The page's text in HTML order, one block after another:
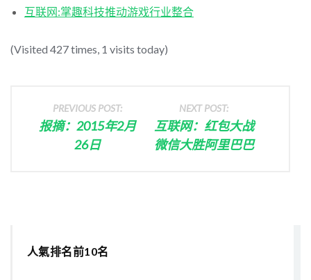
互联网:掌趣科技推动游戏行业整合
(Visited 427 times, 1 visits today)
PREVIOUS POST:
报摘：2015年2月
26日
NEXT POST:
互联网：红包大战
微信大胜阿里巴巴
人氣排名前10名